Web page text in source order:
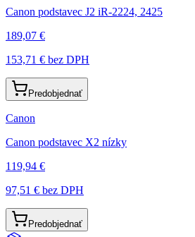
Canon podstavec J2 iR-2224, 2425
189,07 €
153,71 € bez DPH
Predobjednať
Canon
Canon podstavec X2 nízky
119,94 €
97,51 € bez DPH
Predobjednať